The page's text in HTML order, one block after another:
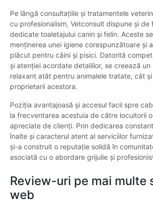
Pe lângă consultațiile și tratamentele
cu profesionalism, Vetconsult dispune și de
dedicate toaletajului canin și felin. Aceste
menținerea unei igiene corespunzătoare și
plăcut pentru câini și pisici. Datorită
și atenției acordate detaliilor, se creează un
relaxant atât pentru animalele tratate, cât
proprietarii acestora.
Poziția avantajoasă și accesul facil spre
la frecventarea acestuia de către locuitorii
apreciate de clienți. Prin dedicarea
înalte și caracterul atent al serviciilor
și-a construit o reputație solidă în
asociată cu o abordare grijulie și
Review-uri pe mai multe
web